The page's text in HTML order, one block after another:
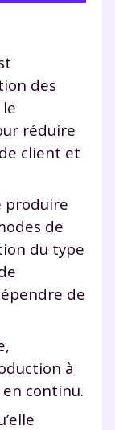
des
réduire
client et
produire
de
du type
de
à
continu.